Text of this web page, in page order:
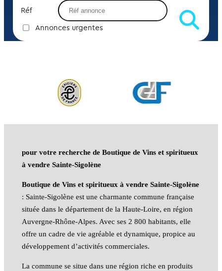
Réf
Annonces urgentes
pour votre recherche de Boutique de Vins et spiritueux
à vendre Sainte-Sigolène
Boutique de Vins et spiritueux à vendre Sainte-Sigolène
: Sainte-Sigolène est une charmante commune française
située dans le département de la Haute-Loire, en région
Auvergne-Rhône-Alpes. Avec ses 2 800 habitants, elle
offre un cadre de vie agréable et dynamique, propice au
développement d’activités commerciales.
La commune se situe dans une région riche en produits